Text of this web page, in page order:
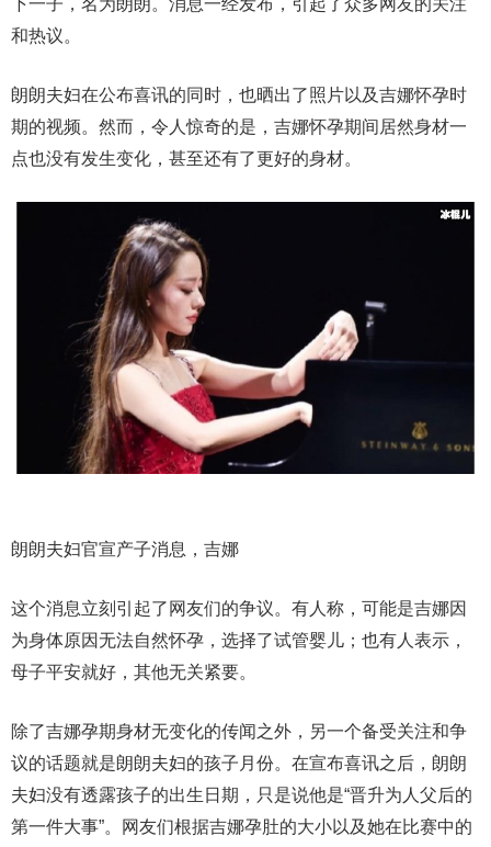
和热议。
朗朗夫妇在公布喜讯的同时，也晒出了照片以及吉娜怀孕时
期的视频。然而，令人惊奇的是，吉娜怀孕期间居然身材一
点也没有发生变化，甚至还有了更好的身材。
朗朗夫妇官宣产子消息，吉娜
这个消息立刻引起了网友们的争议。有人称，可能是吉娜因
为身体原因无法自然怀孕，选择了试管婴儿；也有人表示，
母子平安就好，其他无关紧要。
除了吉娜孕期身材无变化的传闻之外，另一个备受关注和争
议的话题就是朗朗夫妇的孩子月份。在宣布喜讯之后，朗朗
夫妇没有透露孩子的出生日期，只是说他是“晋升为人父后的
第一件大事”。网友们根据吉娜孕肚的大小以及她在比赛中的